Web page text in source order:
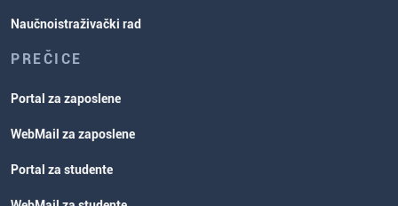
Naučnoistraživački rad
PREČICE
Portal za zaposlene
WebMail za zaposlene
Portal za studente